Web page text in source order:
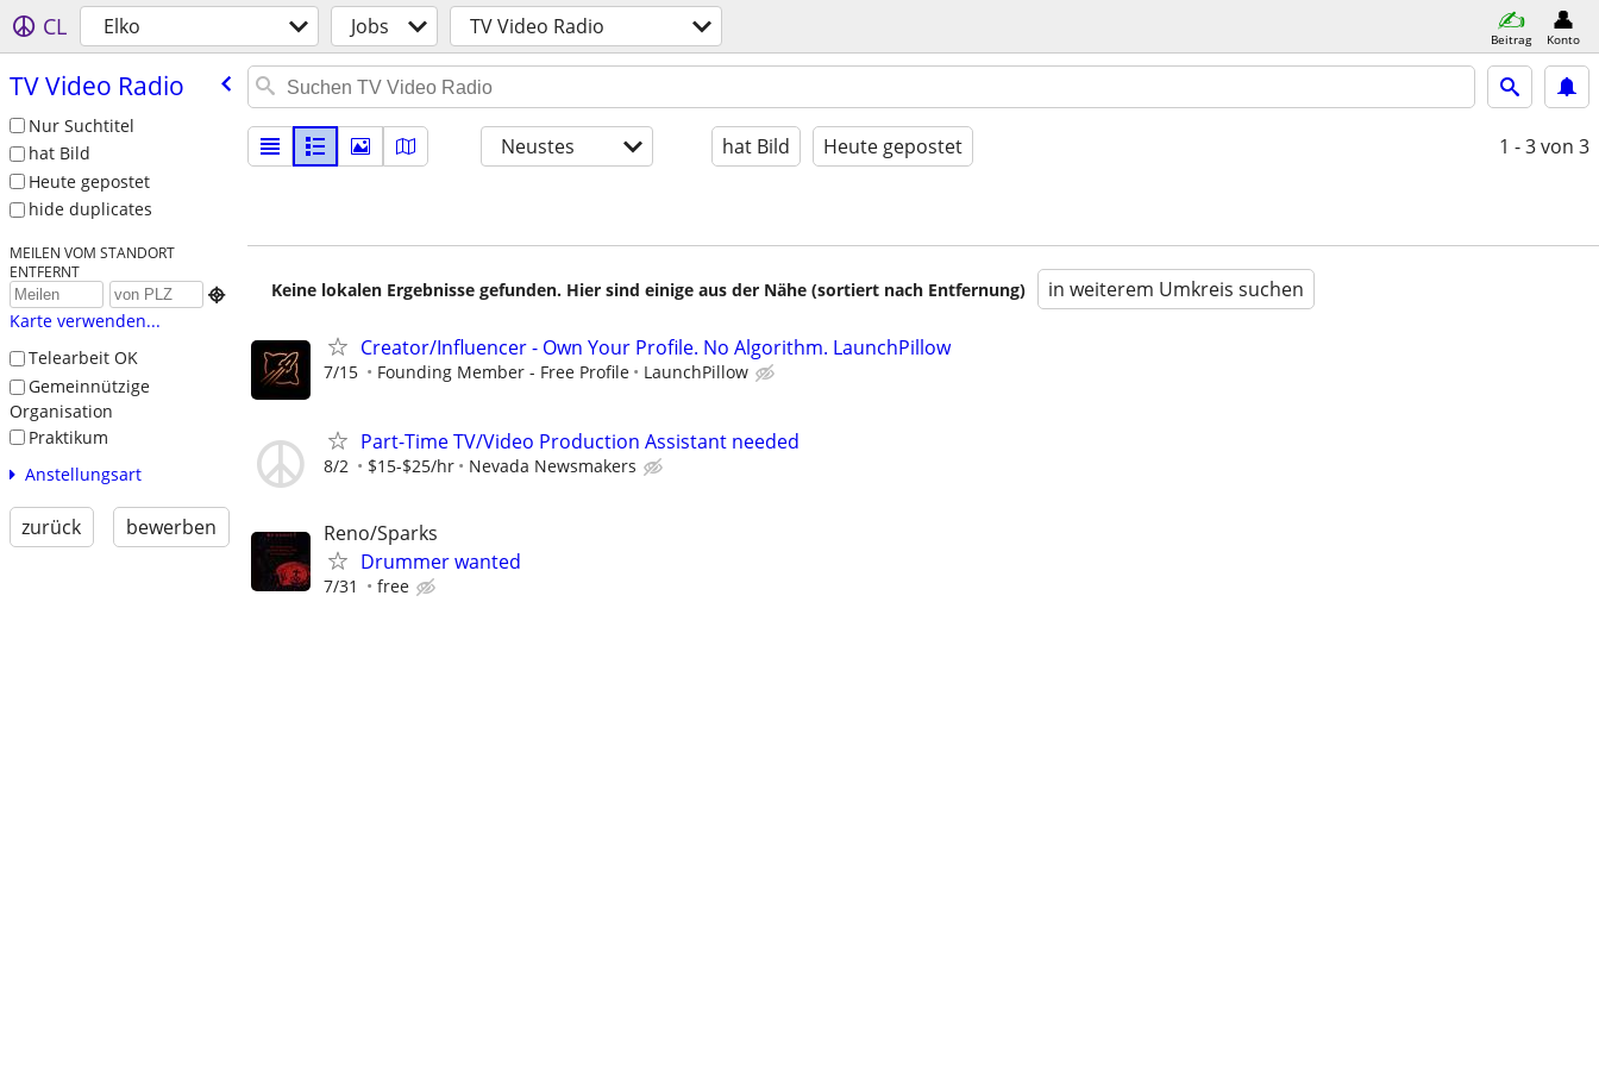
CL Elko Jobs TV Video Radio Beitrag Konto
TV Video Radio
Nur Suchtitel
hat Bild
Heute gepostet
hide duplicates
MEILEN VOM STANDORT
ENTFERNT

Karte verwenden...
Telearbeit OK
Gemeinnützige
Organisation
Praktikum
Anstellungsart
zurück bewerben
Neustes hat Bild Heute gepostet 1 - 3von 3
Keine lokalen Ergebnisse gefunden. Hier sind einige aus der Nähe (sortiert nach Entfernung) in weiterem Umkreis suchen
Creator/Influencer - Own Your Profile. No Algorithm. LaunchPillow
7/15 Founding Member - Free Profile LaunchPillow
Part-Time TV/Video Production Assistant needed
8/2 $15-$25/hr Nevada Newsmakers
Reno/Sparks
Drummer wanted
7/31 free